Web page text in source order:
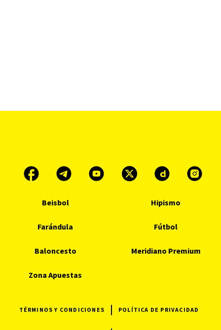
Beisbol Hipismo
Farándula Fútbol
Baloncesto Meridiano Premium
Zona Apuestas
TÉRMINOS Y CONDICIONES POLÍTICA DE PRIVACIDAD